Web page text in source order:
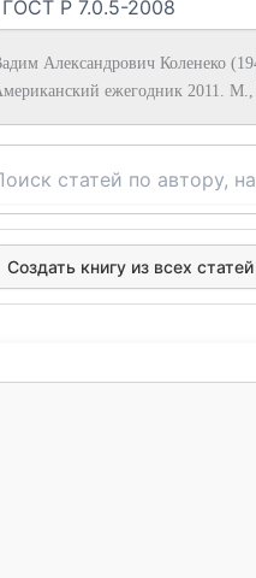
Александрович Коленеко
ежегодник 2011.
Создать книгу из всех